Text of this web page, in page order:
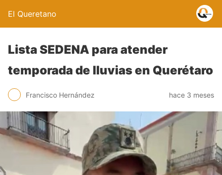
El Queretano
Lista SEDENA para atender
temporada de lluvias en Querétaro
Francisco Hernández hace 3 meses